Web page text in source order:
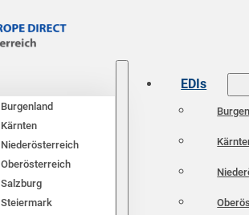
Burgenland
Kärnten
Niederösterreich
Oberösterreich
Salzburg
Steiermark
EDIs